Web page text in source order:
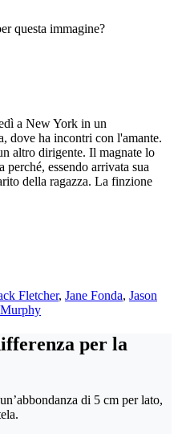
questa immagine?
a New York in un
dove ha incontri con l'amante.
altro dirigente. Il magnate lo
essendo arrivata sua
della ragazza. La finzione
Fletcher, Jane Fonda, Jason
per la
di 5 cm per lato,